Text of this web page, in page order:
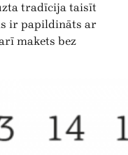
tradīcija taisīt
ir papildināts ar
makets bez